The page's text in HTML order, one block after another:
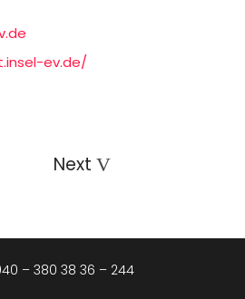
ev.de/
Next
– 380 38 36 – 244